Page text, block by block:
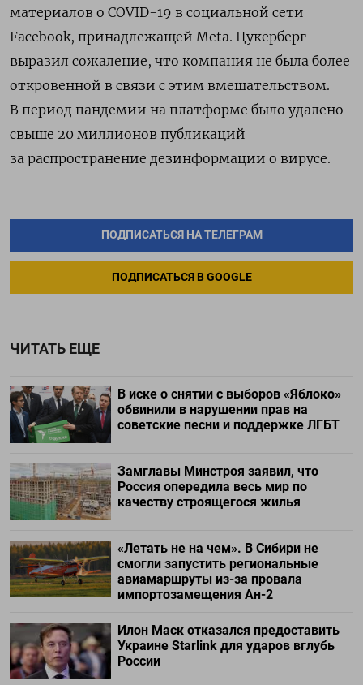
материалов о COVID-19 в социальной сети
Facebook, принадлежащей Meta. Цукерберг
выразил сожаление, что компания не была более
откровенной в связи с этим вмешательством.
В период пандемии на платформе было удалено
свыше 20 миллионов публикаций
за распространение дезинформации о вирусе.
ПОДПИСАТЬСЯ НА ТЕЛЕГРАМ
ПОДПИСАТЬСЯ В GOOGLE
ЧИТАТЬ ЕЩЕ
В иске о снятии с выборов «Яблоко»
обвинили в нарушении прав на
советские песни и поддержке ЛГБТ
Замглавы Минстроя заявил, что
Россия опередила весь мир по
качеству строящегося жилья
«Летать не на чем». В Сибири не
смогли запустить региональные
авиамаршруты из-за провала
импортозамещения Ан-2
Илон Маск отказался предоставить
Украине Starlink для ударов вглубь
России